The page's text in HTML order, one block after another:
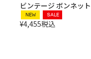
ビンテージ ボンネット
NEW SALE
¥4,455税込